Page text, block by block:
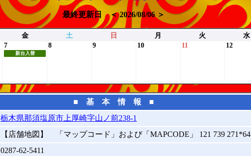
最終更新日 ＜ 2026/08/06 ＞
金 土 日 月 火 水
7
新台入替
8 9 10 11 12
■ 基 本 情 報 ■
栃木県那須塩原市上厚崎字山ノ前238-1
【店舗地図】 「マップコード」および「MAPCODE」 121 739 271*64
0287-62-5411